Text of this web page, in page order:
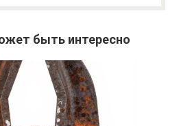
быть интересно